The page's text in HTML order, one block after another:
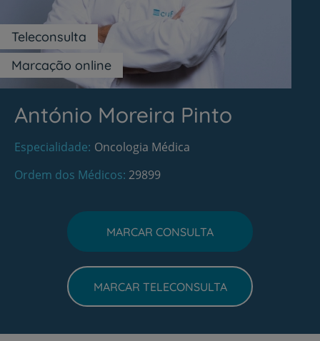
Marcação online
Teleconsulta
António Moreira Pinto
Especialidade Oncologia Médica
Ordem dos Médicos 29899
MARCAR CONSULTA
MARCAR TELECONSULTA